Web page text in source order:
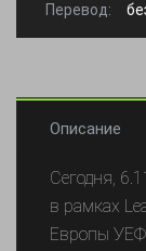
Перевод:
Описание
Сегодня,
в рамках
Европы